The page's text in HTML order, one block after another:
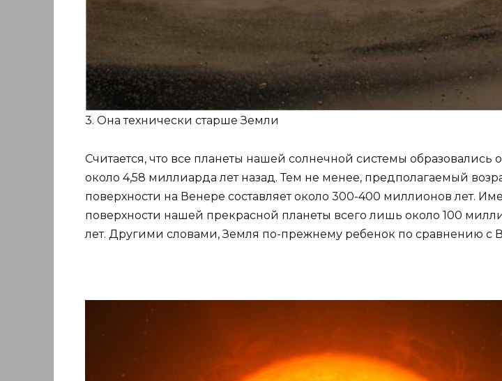
3. Она технически старше Земли
Считается, что все планеты нашей солнечной системы образовались
около 4,58 миллиарда лет назад. Тем не менее, предполагаемый
поверхности на Венере составляет около 300-400 миллионов лет.
поверхности нашей прекрасной планеты всего лишь около 100
лет. Другими словами, Земля по-прежнему ребенок по сравнению с